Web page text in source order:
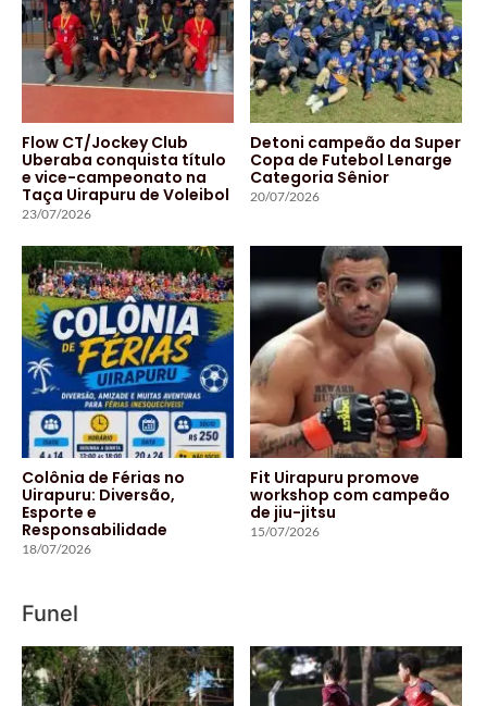
Flow CT/Jockey Club
Uberaba conquista título
e vice-campeonato na
Taça Uirapuru de Voleibol
23/07/2026
Detoni campeão da Super
Copa de Futebol Lenarge
Categoria Sênior
20/07/2026
Colônia de Férias no
Uirapuru: Diversão,
Esporte e
Responsabilidade
18/07/2026
Fit Uirapuru promove
workshop com campeão
de jiu-jitsu
15/07/2026
Funel